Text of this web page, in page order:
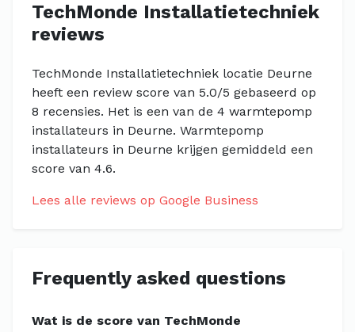
TechMonde Installatietechniek
reviews
TechMonde Installatietechniek locatie Deurne
heeft een review score van 5.0/5 gebaseerd op
8 recensies. Het is een van de 4 warmtepomp
installateurs in Deurne. Warmtepomp
installateurs in Deurne krijgen gemiddeld een
score van 4.6.
Lees alle reviews op Google Business
Frequently asked questions
Wat is de score van TechMonde